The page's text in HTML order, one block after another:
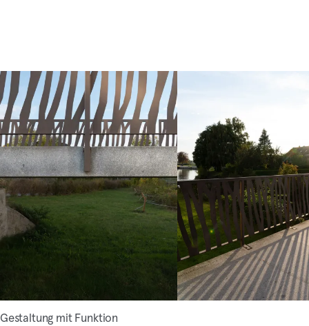
Gestaltung mit Funktion